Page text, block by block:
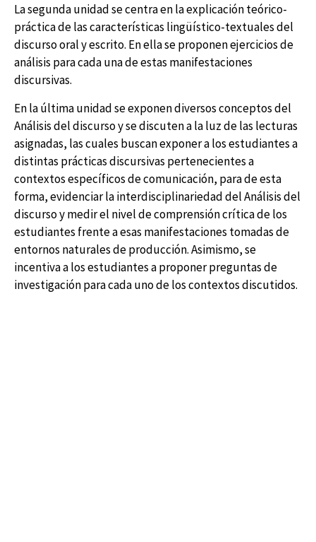
La segunda unidad se centra en la explicación teórico-
práctica de las características lingüístico-textuales del
discurso oral y escrito. En ella se proponen ejercicios de
análisis para cada una de estas manifestaciones
discursivas.
En la última unidad se exponen diversos conceptos del
Análisis del discurso y se discuten a la luz de las lecturas
asignadas, las cuales buscan exponer a los estudiantes a
distintas prácticas discursivas pertenecientes a
contextos específicos de comunicación, para de esta
forma, evidenciar la interdisciplinariedad del Análisis del
discurso y medir el nivel de comprensión crítica de los
estudiantes frente a esas manifestaciones tomadas de
entornos naturales de producción. Asimismo, se
incentiva a los estudiantes a proponer preguntas de
investigación para cada uno de los contextos discutidos.